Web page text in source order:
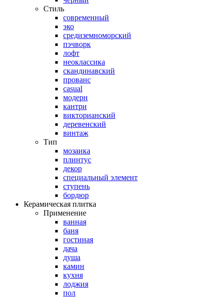
Стиль
современный
эко
средиземноморский
пэчворк
лофт
неоклассика
скандинавский
прованс
casual
модерн
кантри
викторианский
деревенский
винтаж
Тип
мозаика
плинтус
декор
специальный элемент
ступень
бордюр
Керамическая плитка
Применение
ванная
баня
гостиная
дача
душа
камин
кухня
лоджия
пол